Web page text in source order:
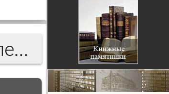
Записки Нижегородского отделения Императорского Русского технического общества